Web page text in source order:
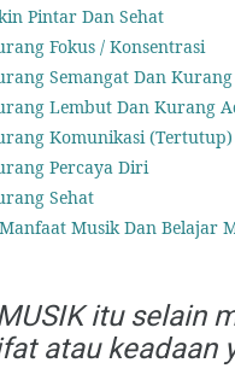
Pintar Dan Sehat
Fokus / Konsentrasi
Semangat Dan Kurang
Lembut Dan Kurang
Komunikasi (Tertutup)
Percaya Diri
Sehat
Manfaat Musik Dan Belajar
itu selain
atau keadaan